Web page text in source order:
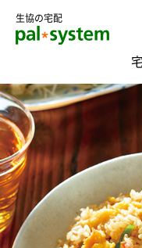
生協の宅配